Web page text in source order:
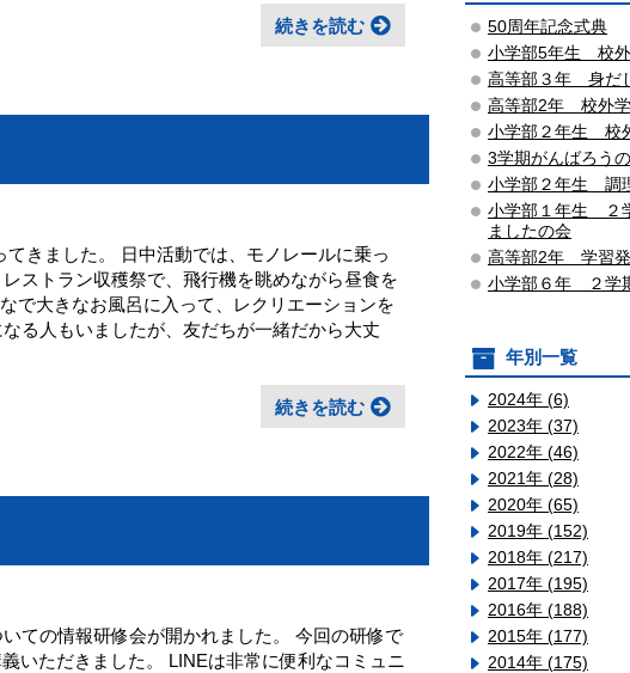
続きを読む
きました。 日中活動では、モノレールに乗っ
ストラン収穫祭で、飛行機を眺めながら昼食を
で大きなお風呂に入って、レクリエーションを
る人もいましたが、友だちが一緒だから大丈
続きを読む
ての情報研修会が開かれました。 今回の研修で
いただきました。 LINEは非常に便利なコミュニ
50周年記念式典
小学部5年生 校
高等部３年 身だ
高等部2年 校外
小学部２年生 校
3学期がんばろう
小学部２年生 調
小学部１年生 ２
ましたの会
高等部2年 学習
小学部６年 ２学
年別一覧
2024年 (6)
2023年 (37)
2022年 (46)
2021年 (28)
2020年 (65)
2019年 (152)
2018年 (217)
2017年 (195)
2016年 (188)
2015年 (177)
2014年 (175)